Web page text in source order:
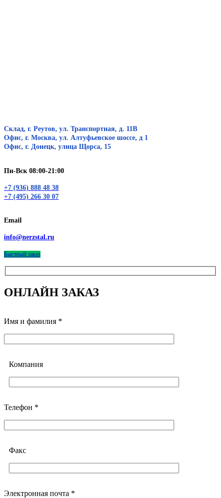
Склад, г. Реутов, ул. Транспортная, д. 11В
Офис, г. Москва, ул. Алтуфьевское шоссе, д 1
Офис, г. Донецк, улица Щорса, 15
Пн-Вск 08:00-21:00
+7 (936) 888 48 38
+7 (495) 266 30 07
Email
info@nerzstal.ru
Быстрый заказ
ОНЛАЙН ЗАКАЗ
Имя и фамилия *
Компания
Телефон *
Факс
Электронная почта *